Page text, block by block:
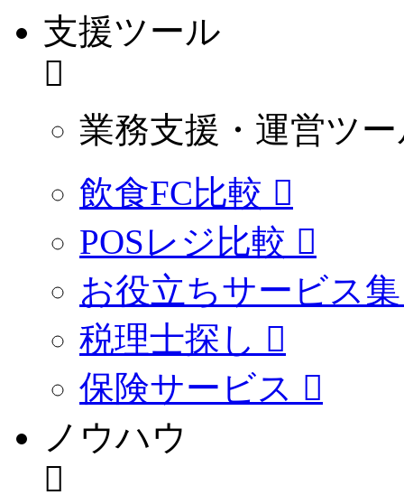
支援ツール
業務支援・運営ツ
飲食FC比較
POSレジ比較
お役立ちサービス集
税理士探し
保険サービス
ノウハウ